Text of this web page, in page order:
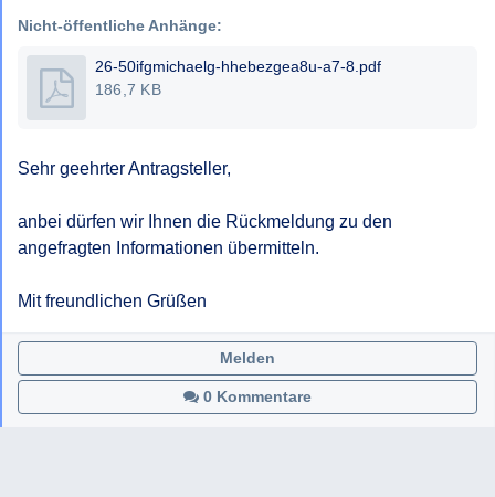
Nicht-öffentliche Anhänge:
26-50ifgmichaelg-hhebezgea8u-a7-8.pdf
186,7 KB
Sehr geehrter Antragsteller,
anbei dürfen wir Ihnen die Rückmeldung zu den
angefragten Informationen übermitteln.
Mit freundlichen Grüßen
0 Kommentare
Melden